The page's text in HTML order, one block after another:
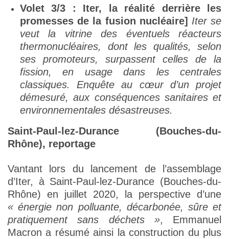
Volet 3/3 : Iter, la réalité derrière les
promesses de la fusion nucléaire] Iter se
veut la vitrine des éventuels réacteurs
thermonucléaires, dont les qualités, selon
ses promoteurs, surpassent celles de la
fission, en usage dans les centrales
classiques. Enquête au cœur d’un projet
démesuré, aux conséquences sanitaires et
environnementales désastreuses.
Saint-Paul-lez-Durance (Bouches-du-
Rhône), reportage
Vantant lors du lancement de l’assemblage
d’Iter, à Saint-Paul-lez-Durance (Bouches-du-
Rhône) en juillet 2020, la perspective d’une
« énergie non polluante, décarbonée, sûre et
pratiquement sans déchets », Emmanuel
Macron a résumé ainsi la construction du plus